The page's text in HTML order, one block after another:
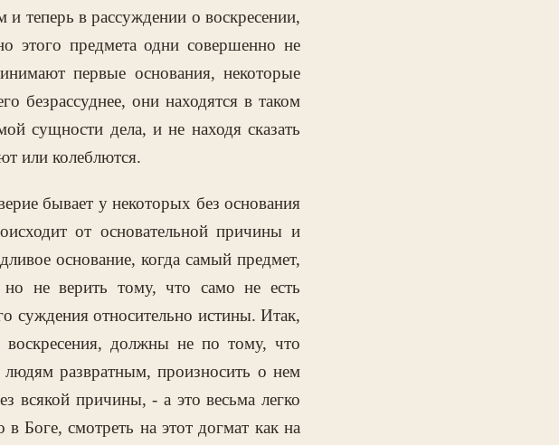
теперь в рассуждении о воскресении,
этого предмета одни совершенно не
первые основания, некоторые
безрассуднее, они находятся в таком
сущности дела, и не находя сказать
или колеблются.
бывает у некоторых без основания
от основательной причины и
основание, когда самый предмет,
но не верить тому, что само не есть
суждения относительно истины. Итак,
воскресения, должны не по тому, что
людям развратным, произносить о нем
всякой причины, - а это весьма легко
Боге, смотреть на этот догмат как на